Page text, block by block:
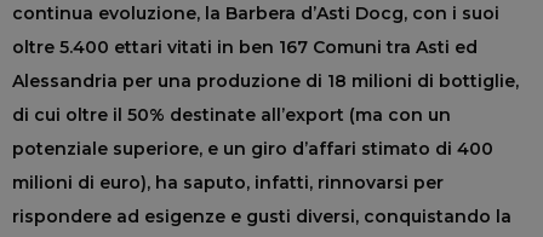
continua evoluzione, la Barbera d’Asti Docg, con i suoi
oltre 5.400 ettari vitati in ben 167 Comuni tra Asti ed
Alessandria per una produzione di 18 milioni di bottiglie,
di cui oltre il 50% destinate all’export (ma con un
potenziale superiore, e un giro d’affari stimato di 400
milioni di euro), ha saputo, infatti, rinnovarsi per
rispondere ad esigenze e gusti diversi, conquistando la